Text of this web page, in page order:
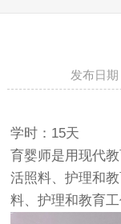
发布日
学时：15天
育婴师是用现代
活照料、护理和
料、护理和教育工